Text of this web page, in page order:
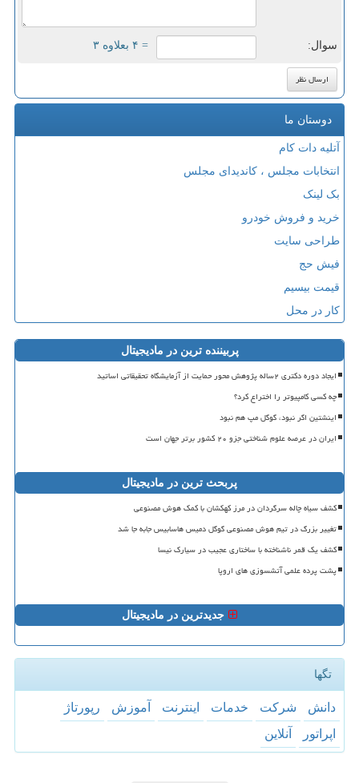
سوال: = ۴ بعلاوه ۳
دوستان ما
آتلیه دات کام
انتخابات مجلس ، کاندیدای مجلس
بک لینک
خرید و فروش خودرو
طراحی سایت
فیش حج
قیمت بیسیم
کار در محل
پربیننده ترین در مادیجیتال
ایجاد دوره دکتری ۲ساله پژوهش محور حمایت از آزمایشگاه تحقیقاتی اساتید
چه کسی کامپیوتر را اختراع کرد؟
اینشتین اگر نبود، گوگل مپ هم نبود
ایران در عرصه علوم شناختی جزو ۲۰ کشور برتر جهان است
پربحث ترین در مادیجیتال
کشف سیاه چاله سرگردان در مرز کهکشان با کمک هوش مصنوعی
تغییر بزرگ در تیم هوش مصنوعی گوگل دمیس هاسابیس جابه جا شد
کشف یک قمر ناشناخته با ساختاری عجیب در سیارک نیسا
پشت پرده علمی آتشسوزی های اروپا
جدیدترین در مادیجیتال
تگها
دانش شركت خدمات اینترنت آموزش
رپورتاژ
اپراتور
آنلاین